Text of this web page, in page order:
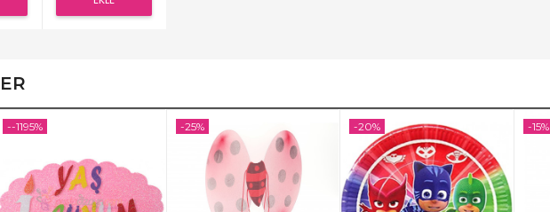
--1195% -25% -20% -15%